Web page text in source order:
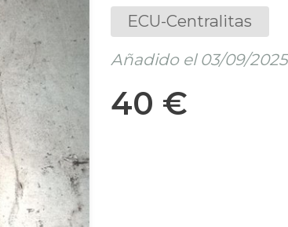
ECU-Centralitas
Añadido el 03/09/2025
40 €